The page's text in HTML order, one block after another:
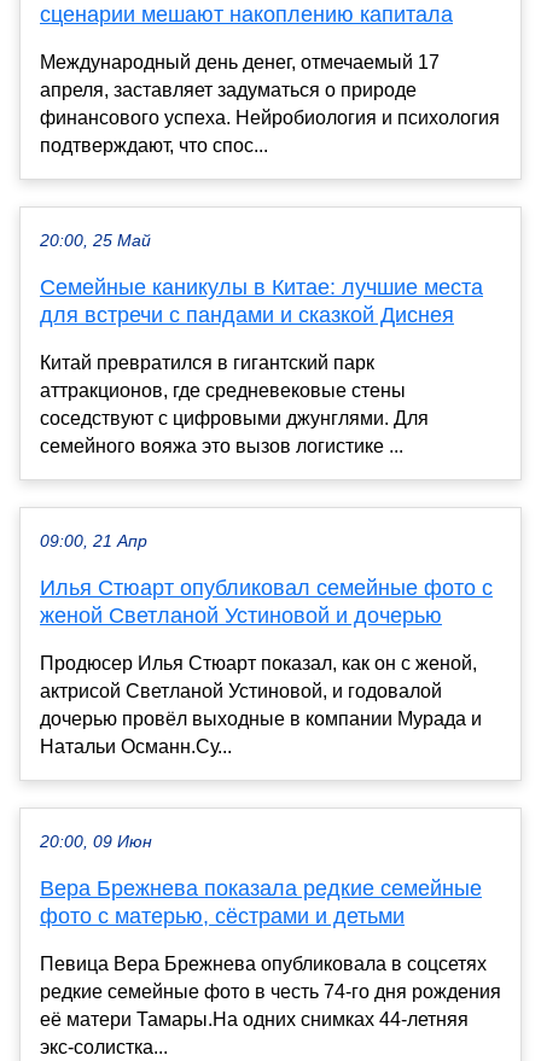
сценарии мешают накоплению капитала
Международный день денег, отмечаемый 17
апреля, заставляет задуматься о природе
финансового успеха. Нейробиология и психология
подтверждают, что спос...
20:00, 25 Май
Семейные каникулы в Китае: лучшие места
для встречи с пандами и сказкой Диснея
Китай превратился в гигантский парк
аттракционов, где средневековые стены
соседствуют с цифровыми джунглями. Для
семейного вояжа это вызов логистике ...
09:00, 21 Апр
Илья Стюарт опубликовал семейные фото с
женой Светланой Устиновой и дочерью
Продюсер Илья Стюарт показал, как он с женой,
актрисой Светланой Устиновой, и годовалой
дочерью провёл выходные в компании Мурада и
Натальи Османн.Су...
20:00, 09 Июн
Вера Брежнева показала редкие семейные
фото с матерью, сёстрами и детьми
Певица Вера Брежнева опубликовала в соцсетях
редкие семейные фото в честь 74-го дня рождения
её матери Тамары.На одних снимках 44-летняя
экс-солистка...